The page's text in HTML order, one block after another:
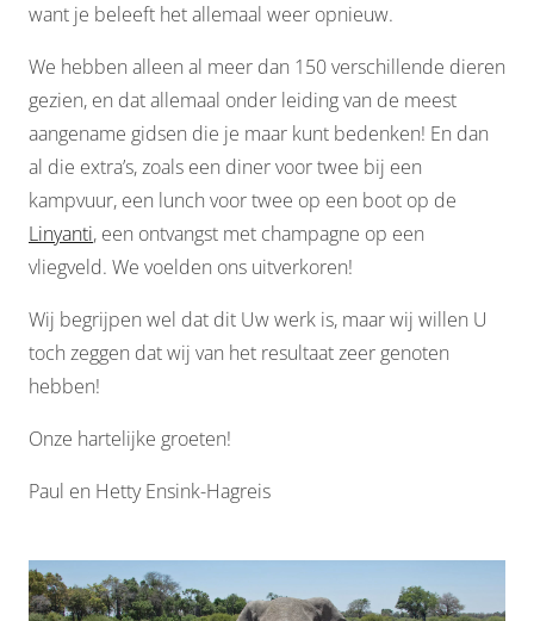
want je beleeft het allemaal weer opnieuw.
We hebben alleen al meer dan 150 verschillende dieren
gezien, en dat allemaal onder leiding van de meest
aangename gidsen die je maar kunt bedenken! En dan
al die extra’s, zoals een diner voor twee bij een
kampvuur, een lunch voor twee op een boot op de
Linyanti, een ontvangst met champagne op een
vliegveld. We voelden ons uitverkoren!
Wij begrijpen wel dat dit Uw werk is, maar wij willen U
toch zeggen dat wij van het resultaat zeer genoten
hebben!
Onze hartelijke groeten!
Paul en Hetty Ensink-Hagreis